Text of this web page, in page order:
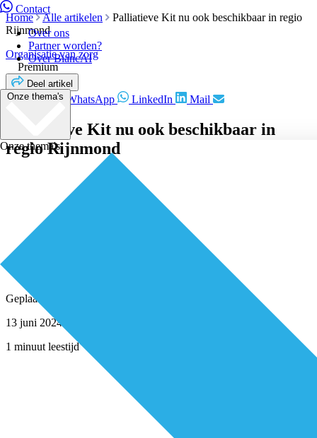
Contact
Over ons
Partner worden?
Over BiancAI
Onze thema's
Onze thema's
Home Alle artikelen
Palliatieve Kit nu ook beschikbaar in regio
Rijnmond
Organisatie van zorg
Premium
Deel artikel
Facebook WhatsApp LinkedIn Mail
Palliatieve Kit nu ook beschikbaar in
regio Rijnmond
Geplaatst door
13 juni 2024
1 minuut leestijd